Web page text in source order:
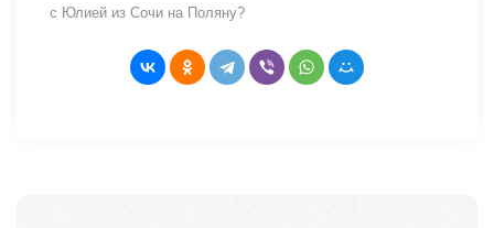
с Юлией из Сочи на Поляну?